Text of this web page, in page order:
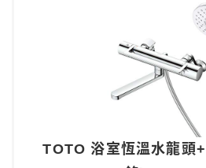
TOTO 浴室恆溫水龍頭